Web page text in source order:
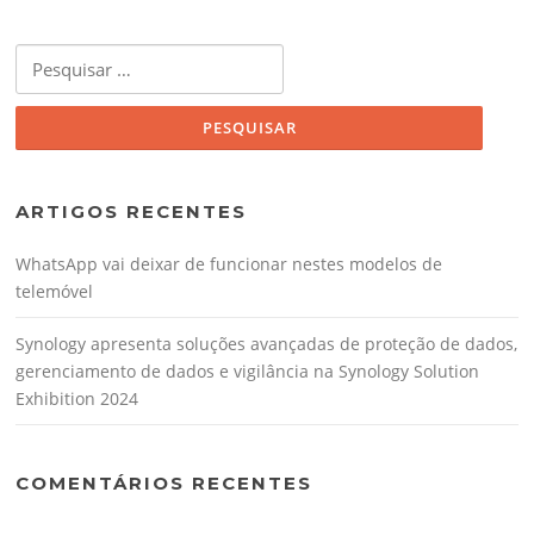
por:
ARTIGOS RECENTES
WhatsApp vai deixar de funcionar nestes modelos de
telemóvel
Synology apresenta soluções avançadas de proteção de dados,
gerenciamento de dados e vigilância na Synology Solution
Exhibition 2024
COMENTÁRIOS RECENTES